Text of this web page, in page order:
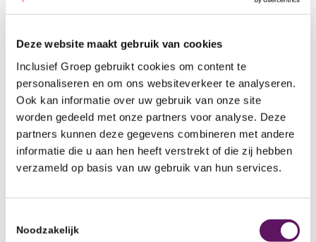
Deze website maakt gebruik van cookies
Inclusief Groep gebruikt cookies om content te
personaliseren en om ons websiteverkeer te analyseren.
Ook kan informatie over uw gebruik van onze site
worden gedeeld met onze partners voor analyse. Deze
partners kunnen deze gegevens combineren met andere
informatie die u aan hen heeft verstrekt of die zij hebben
verzameld op basis van uw gebruik van hun services.
Noodzakelijk
om buiten te zijn. Hij heeft een goede klik met zijn
collega’s en houdt van de rust en variatie. Daarnaast
heeft hij onlangs zijn certificaat behaald voor
bosmaaier. En wat heeft hij gekocht van zijn 1e
salaris? Dani: ‘Niets, ik koop soms een bakje volle
kwark om mee te nemen naar het werk, maar verder
spaar ik vooral, zodat ik straks op mezelf kan gaan
wonen.’